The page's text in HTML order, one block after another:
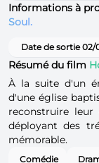
Informations à
Soul.
Date de sortie 02/
Résumé du film
À la suite d'un
d'une église
reconstruire
déployant des
mémorable.
Comédie